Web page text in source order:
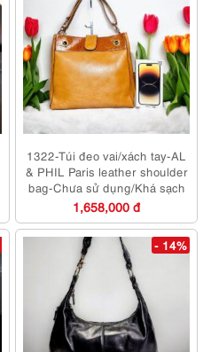
1322-Túi đeo vai/xách tay-AL
& PHIL Paris leather shoulder
bag-Chưa sử dụng/Khá sạch
1,658,000 đ
- 14%